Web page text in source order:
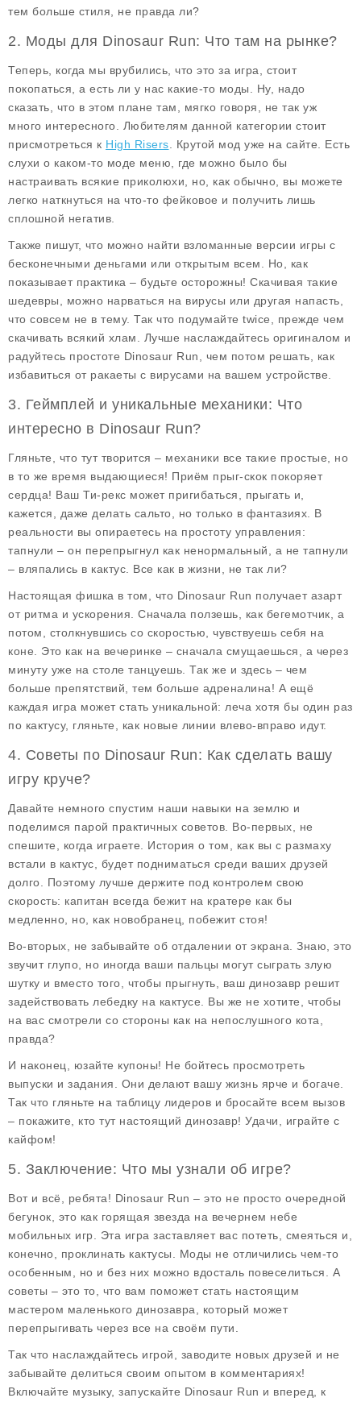
тем больше стиля, не правда ли?
2. Моды для Dinosaur Run: Что там на рынке?
Теперь, когда мы врубились, что это за игра, стоит
покопаться, а есть ли у нас какие-то моды. Ну, надо
сказать, что в этом плане там, мягко говоря, не так уж
много интересного. Любителям данной категории стоит
присмотреться к High Risers . Крутой мод уже на сайте. Есть
слухи о каком-то моде меню, где можно было бы
настраивать всякие приколюхи, но, как обычно, вы можете
легко наткнуться на что-то фейковое и получить лишь
сплошной негатив.
Также пишут, что можно найти взломанные версии игры с
бесконечными деньгами или открытым всем. Но, как
показывает практика – будьте осторожны! Скачивая такие
шедевры, можно нарваться на вирусы или другая напасть,
что совсем не в тему. Так что подумайте twice, прежде чем
скачивать всякий хлам. Лучше наслаждайтесь оригиналом и
радуйтесь простоте Dinosaur Run, чем потом решать, как
избавиться от ракаеты с вирусами на вашем устройстве.
3. Геймплей и уникальные механики: Что
интересно в Dinosaur Run?
Гляньте, что тут творится – механики все такие простые, но
в то же время выдающиеся! Приём прыг-скок покоряет
сердца! Ваш Ти-рекс может пригибаться, прыгать и,
кажется, даже делать сальто, но только в фантазиях. В
реальности вы опираетесь на простоту управления:
тапнули – он перепрыгнул как ненормальный, а не тапнули
– вляпались в кактус. Все как в жизни, не так ли?
Настоящая фишка в том, что Dinosaur Run получает азарт
от ритма и ускорения. Сначала ползешь, как бегемотчик, а
потом, столкнувшись со скоростью, чувствуешь себя на
коне. Это как на вечеринке – сначала смущаешься, а через
минуту уже на столе танцуешь. Так же и здесь – чем
больше препятствий, тем больше адреналина! А ещё
каждая игра может стать уникальной: леча хотя бы один раз
по кактусу, гляньте, как новые линии влево-вправо идут.
4. Советы по Dinosaur Run: Как сделать вашу
игру круче?
Давайте немного спустим наши навыки на землю и
поделимся парой практичных советов. Во-первых, не
спешите, когда играете. История о том, как вы с размаху
встали в кактус, будет подниматься среди ваших друзей
долго. Поэтому лучше держите под контролем свою
скорость: капитан всегда бежит на кратере как бы
медленно, но, как новобранец, побежит стоя!
Во-вторых, не забывайте об отдалении от экрана. Знаю, это
звучит глупо, но иногда ваши пальцы могут сыграть злую
шутку и вместо того, чтобы прыгнуть, ваш динозавр решит
задействовать лебедку на кактусе. Вы же не хотите, чтобы
на вас смотрели со стороны как на непослушного кота,
правда?
И наконец, юзайте купоны! Не бойтесь просмотреть
выпуски и задания. Они делают вашу жизнь ярче и богаче.
Так что гляньте на таблицу лидеров и бросайте всем вызов
– покажите, кто тут настоящий динозавр! Удачи, играйте с
кайфом!
5. Заключение: Что мы узнали об игре?
Вот и всё, ребята! Dinosaur Run – это не просто очередной
бегунок, это как горящая звезда на вечернем небе
мобильных игр. Эта игра заставляет вас потеть, смеяться и,
конечно, проклинать кактусы. Моды не отличились чем-то
особенным, но и без них можно вдосталь повеселиться. А
советы – это то, что вам поможет стать настоящим
мастером маленького динозавра, который может
перепрыгивать через все на своём пути.
Так что наслаждайтесь игрой, заводите новых друзей и не
забывайте делиться своим опытом в комментариях!
Включайте музыку, запускайте Dinosaur Run и вперед, к